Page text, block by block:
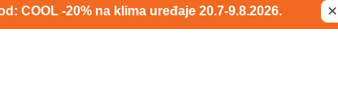
COOL -20% na klima uređaje 20.7-9.8.2026. ×